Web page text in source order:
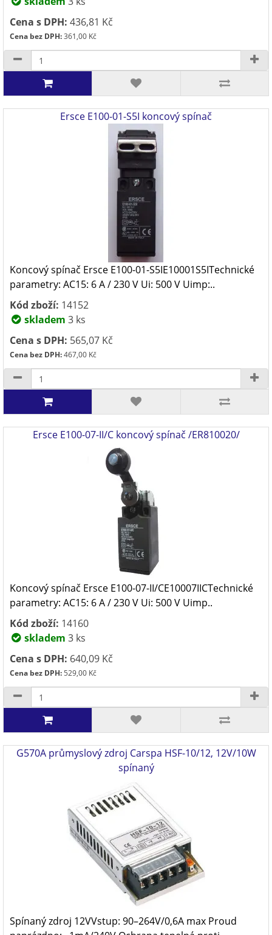
Cena s DPH: 436,81 Kč
Cena bez DPH:361,00 Kč
Ersce E100-01-S5I koncový spínač
Koncový spínač Ersce E100-01-S5IE10001S5ITechnické
parametry: AC15: 6 A / 230 V Ui: 500 V Uimp:..
Kód zboží: 14152
skladem 3 ks
Cena s DPH: 565,07 Kč
Cena bez DPH:467,00 Kč
Ersce E100-07-II/C koncový spínač /ER810020/
Koncový spínač Ersce E100-07-II/CE10007IICTechnické
parametry: AC15: 6 A / 230 V Ui: 500 V Uimp..
Kód zboží: 14160
skladem 3 ks
Cena s DPH: 640,09 Kč
Cena bez DPH:529,00 Kč
G570A průmyslový zdroj Carspa HSF-10/12, 12V/10W
spínaný
Spínaný zdroj 12VVstup: 90–264V/0,6A max Proud